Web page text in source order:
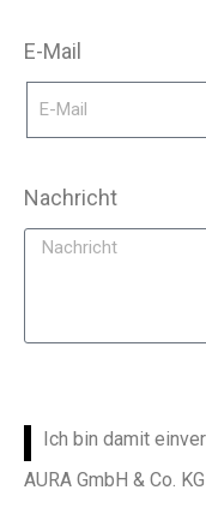
E-Mail
Nachricht
Ich bin damit
AURA GmbH & Co.